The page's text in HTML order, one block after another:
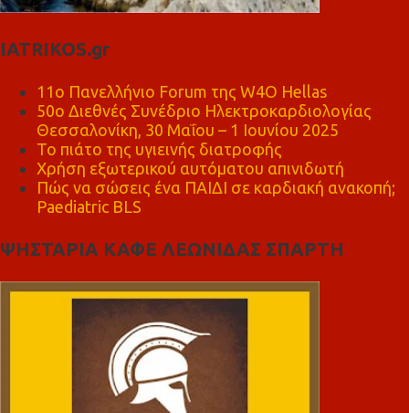
IATRIKOS.gr
11ο Πανελλήνιο Forum της W4O Hellas
50ο Διεθνές Συνέδριο Ηλεκτροκαρδιολογίας
Θεσσαλονίκη, 30 Μαΐου – 1 Ιουνίου 2025
Το πιάτο της υγιεινής διατροφής
Χρήση εξωτερικού αυτόματου απινιδωτή
Πώς να σώσεις ένα ΠΑΙΔΙ σε καρδιακή ανακοπή;
Paediatric BLS
ΨΗΣΤΑΡΙΑ ΚΑΦΕ ΛΕΩΝΙΔΑΣ ΣΠΑΡΤΗ